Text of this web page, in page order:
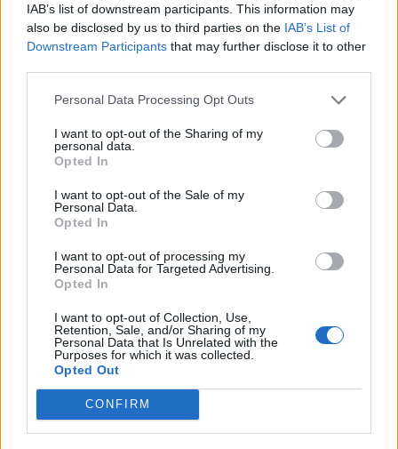
IAB’s list of downstream participants. This information may
also be disclosed by us to third parties on the IAB’s List of
Downstream Participants that may further disclose it to other
Personal Data Processing Opt Outs
I want to opt-out of the Sharing of my
personal data.
Opted In
I want to opt-out of the Sale of my
Personal Data.
Opted In
I want to opt-out of processing my
Personal Data for Targeted Advertising.
Opted In
I want to opt-out of Collection, Use,
Retention, Sale, and/or Sharing of my
Personal Data that Is Unrelated with the
Purposes for which it was collected.
Opted Out
CONFIRM
Pedig szóltam… – Miért nem hiszünk a
A legidegesítőbb kifejezések laza
gyűjteménye
Elyna Robbs: Adéle és az örökölt árnyak
A világ legismertebb ruhái